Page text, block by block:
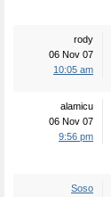
rody
06 Nov 07
10:05 am
alamicu
06 Nov 07
9:56 pm
Soso